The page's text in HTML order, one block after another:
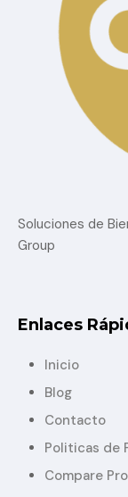
Soluciones de
Group
Enlaces
Inicio
Blog
Contacto
Politicas de
Compare